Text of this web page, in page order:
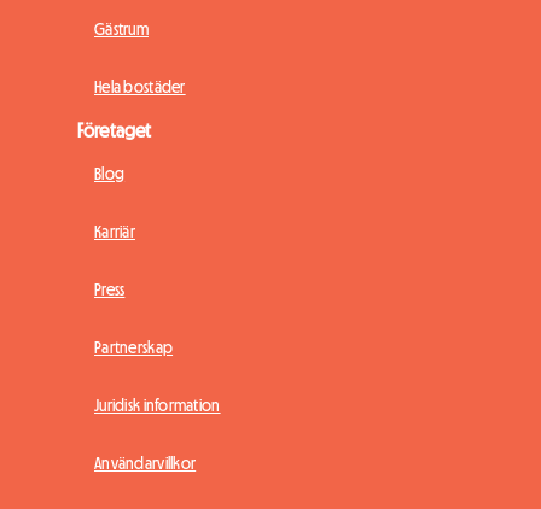
Gästrum
Hela bostäder
Företaget
Blog
Karriär
Press
Partnerskap
Juridisk information
Användarvillkor